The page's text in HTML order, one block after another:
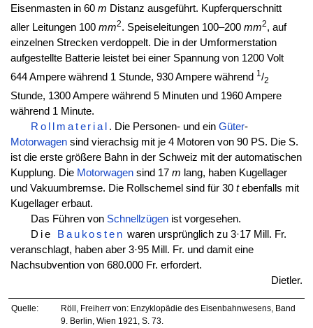
Eisenmasten in 60 m Distanz ausgeführt. Kupferquerschnitt
aller Leitungen 100 mm2. Speiseleitungen 100–200 mm2, auf
einzelnen Strecken verdoppelt. Die in der Umformerstation
aufgestellte Batterie leistet bei einer Spannung von 1200 Volt
644 Ampere während 1 Stunde, 930 Ampere während 1/2
Stunde, 1300 Ampere während 5 Minuten und 1960 Ampere
während 1 Minute.
Rollmaterial . Die Personen- und einGüter-
Motorwagensind vierachsig mit je 4 Motoren von 90 PS. Die S.
ist die erste größere Bahn in der Schweiz mit der automatischen
Kupplung. Die Motorwagensind 17 m lang, haben Kugellager
und Vakuumbremse. Die Rollschemel sind für 30 tebenfalls mit
Kugellager erbaut.
Das Führen von Schnellzügenist vorgesehen.
Die
Baukosten waren ursprünglich zu 3·17 Mill. Fr.
veranschlagt, haben aber 3·95 Mill. Fr. und damit eine
Nachsubvention von 680.000 Fr. erfordert.
Dietler.
Quelle:
Röll, Freiherr von: Enzyklopädie des Eisenbahnwesens, Band
9. Berlin, Wien 1921, S. 73.